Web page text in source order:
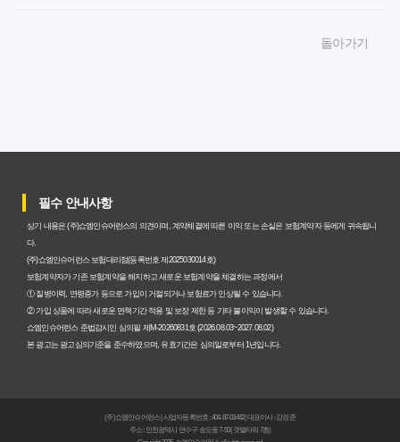
갱신형 암보험과 비갱신형, 어떤 차이가 있을까? 내게 맞는
암보험비갱신형, 평생 고정 보험료의 숨겨진 가치와 현명한
선택 기준
암보험 비갱신형, 왜 지금 선택해야 할까요? 미래 보험료 걱
정 끝내는 방법
갱신형 vs 비갱신형 암보험, 당신에게 더 유리한 선택은? 완
돌아가기
필수 안내사항
상기 내용은 (주)쇼엠인슈어런스의 의견이며, 계약체결에 따른 이익 또는 손실은 보험계약자 등에게 귀속됩니
다.
(주)쇼엠인슈어런스 보험대리점(등록번호 제2025030014호)
보험계약자가 기존 보험계약을 해지하고 새로운 보험계약을 체결하는 과정에서
① 질병이력, 연령증가 등으로 가입이 거절되거나 보험료가 인상될 수 있습니다.
② 가입 상품에 따라 새로운 면책기간 적용 및 보장 제한 등 기타 불이익이 발생할 수 있습니다.
쇼엠인슈어런스 준법감시인 심의필 제M-20260831호 (2026.08.03~2027.08.02)
본 광고는 광고심의기준을 준수하였으며, 유효기간은 심의일로부터 1년입니다.
(주)쇼엠인슈어런스 | 사업자등록번호 : 404-87-03442 | 대표이사 : 강경준
주소 : 인천광역시 연수구 송도동 7-50 (갯벌타워 7층)